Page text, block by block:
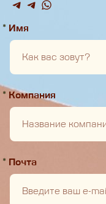
* Имя
* Компания
* Почта